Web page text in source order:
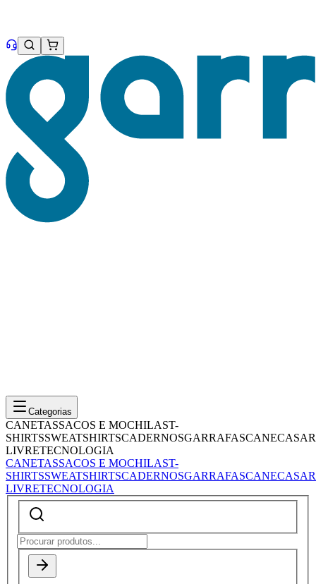
Categorias
CANETASSACOS E MOCHILAST-
SHIRTSSWEATSHIRTSCADERNOSGARRAFASCANECASAR
LIVRETECNOLOGIA
CANETASSACOS E MOCHILAST-
SHIRTSSWEATSHIRTSCADERNOSGARRAFASCANECASAR
LIVRETECNOLOGIA